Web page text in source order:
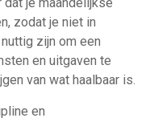
zodat je niet in
zijn om een
en uitgaven te
van wat haalbaar is.
en